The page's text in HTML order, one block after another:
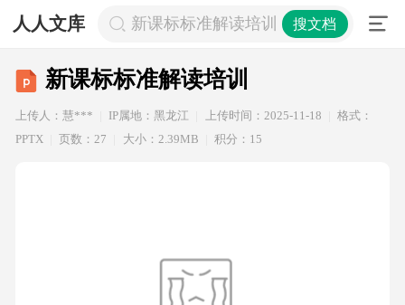
人人文库 新课标标准解读培训 搜文档
新课标标准解读培训
上传人：慧*** IP属地：黑龙江 上传时间：2025-11-18
格式：
PPTX
页数：27 大小：2.39MB 积分：15